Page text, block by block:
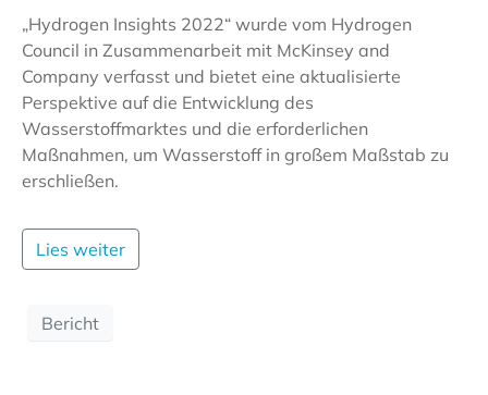
„Hydrogen Insights 2022“ wurde vom Hydrogen
Council in Zusammenarbeit mit McKinsey and
Company verfasst und bietet eine aktualisierte
Perspektive auf die Entwicklung des
Wasserstoffmarktes und die erforderlichen
Maßnahmen, um Wasserstoff in großem Maßstab zu
erschließen.
Lies weiter
Bericht